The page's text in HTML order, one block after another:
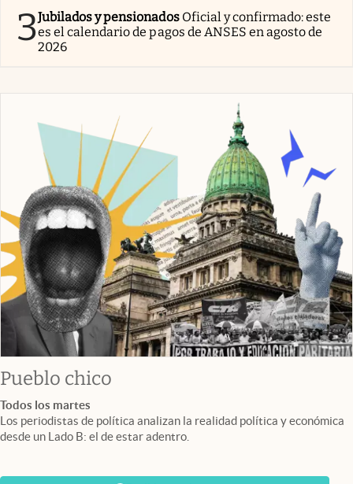
3Jubilados y pensionados Oficial y confirmado: este
es el calendario de pagos de ANSES en agosto de
2026
Pueblo chico
Todos los martes
Los periodistas de política analizan la realidad política y económica
desde un Lado B: el de estar adentro.